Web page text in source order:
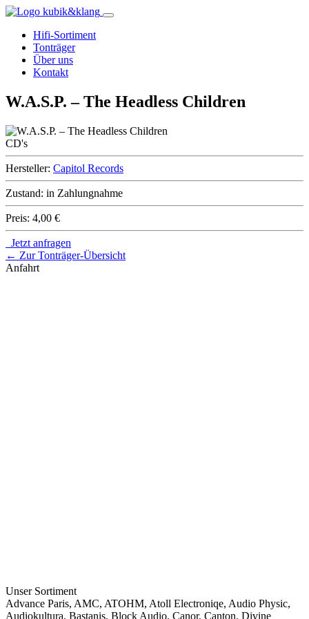
Hifi-Sortiment
Tonträger
Über uns
Kontakt
W.A.S.P. – The Headless Children
CD's
Hersteller: Capitol Records
Zustand: in Zahlungnahme
Preis: 4,00 €
Jetzt anfragen
← Zur Tonträger-Übersicht
Anfahrt
Unser Sortiment
Advance Paris, AMC, ATOHM, Atoll Electroniqe, Audio Physic,
Audiokultura, Bastanis, Block Audio, Canor, Canton, Divine